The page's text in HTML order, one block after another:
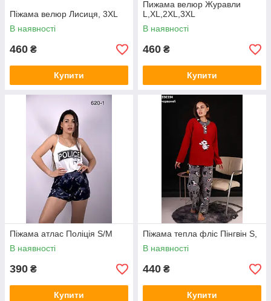
Піжама велюр Лисиця, 3XL
В наявності
460 ₴
Купити
Пижама велюр Журавли
L,XL,2XL,3XL
В наявності
460 ₴
Купити
Піжама атлас Поліція S/M
В наявності
390 ₴
Купити
Піжама тепла фліс Пінгвін S,
В наявності
440 ₴
Купити